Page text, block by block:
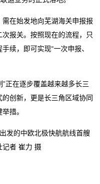
振辉出任董事长
”
振辉出任董事长
在始发地向芜湖海关申报报
报关。按照现在的流程，只
续，即可实现“一次申报、
”正在逐步覆盖越来越多长三
创新，更是长三角区域协同
措。
发的中欧北极快航航线首艘
记者 崔力 摄